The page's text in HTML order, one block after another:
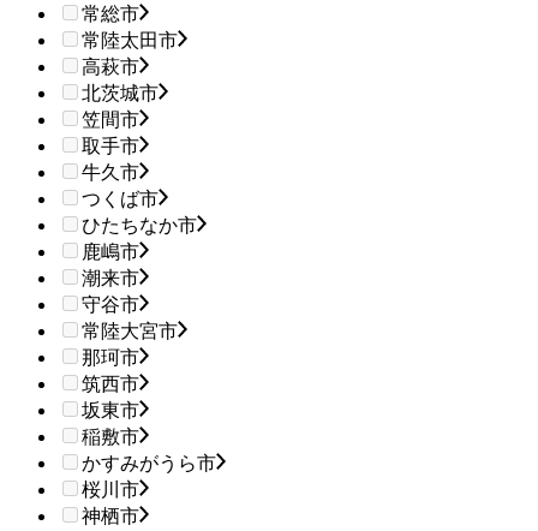
常総市
常陸太田市
高萩市
北茨城市
笠間市
取手市
牛久市
つくば市
ひたちなか市
鹿嶋市
潮来市
守谷市
常陸大宮市
那珂市
筑西市
坂東市
稲敷市
かすみがうら市
桜川市
神栖市